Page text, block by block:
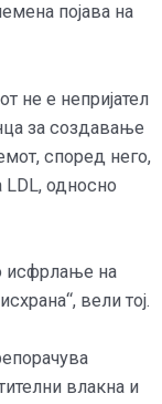
појава на
не е непријател
за создавање
според него,
LDL, односно
исфрлање на
вели тој.
влакна и